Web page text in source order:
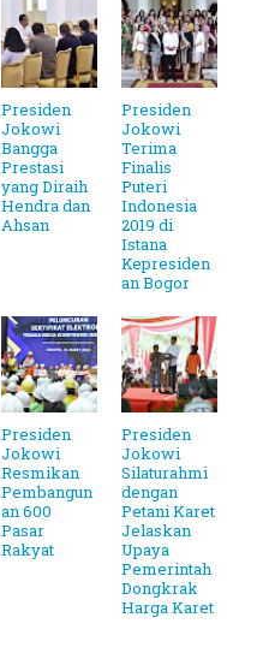
Presiden
Jokowi
Bangga
Prestasi
yang Diraih
Hendra dan
Ahsan
Presiden
Jokowi
Terima
Finalis
Puteri
Indonesia
2019 di
Istana
Kepresiden
an Bogor
Presiden
Jokowi
Resmikan
Pembangun
an 600
Pasar
Rakyat
Presiden
Jokowi
Silaturahmi
dengan
Petani Karet
Jelaskan
Upaya
Pemerintah
Dongkrak
Harga Karet